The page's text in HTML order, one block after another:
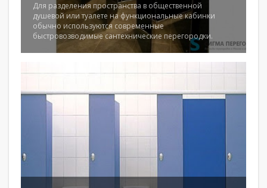
Для разделения пространства в общественной
душевой или туалете на функциональные кабинки
обычно используются современные
быстровозводимые сантехнические перегородки.